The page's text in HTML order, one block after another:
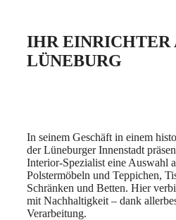
IHR EINRICHTER
LÜNEBURG
In seinem Geschäft in einem
der Lüneburger Innenstadt
Interior-Spezialist eine Auswahl
Polstermöbeln und Teppichen,
Schränken und Betten. Hier
mit Nachhaltigkeit – dank
Verarbeitung.